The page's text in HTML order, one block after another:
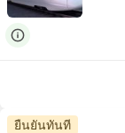
ยืนยันทันที